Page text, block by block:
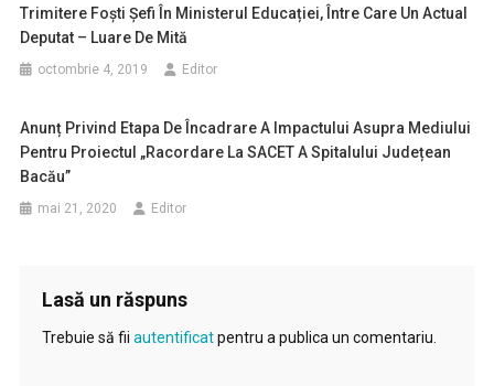
Trimitere Foști Șefi În Ministerul Educației, Între Care Un Actual
Deputat – Luare De Mită
octombrie 4, 2019 Editor
Anunț Privind Etapa De Încadrare A Impactului Asupra Mediului
Pentru Proiectul „Racordare La SACET A Spitalului Județean
Bacău”
mai 21, 2020 Editor
Lasă un răspuns
Trebuie să fii autentificatpentru a publica un comentariu.